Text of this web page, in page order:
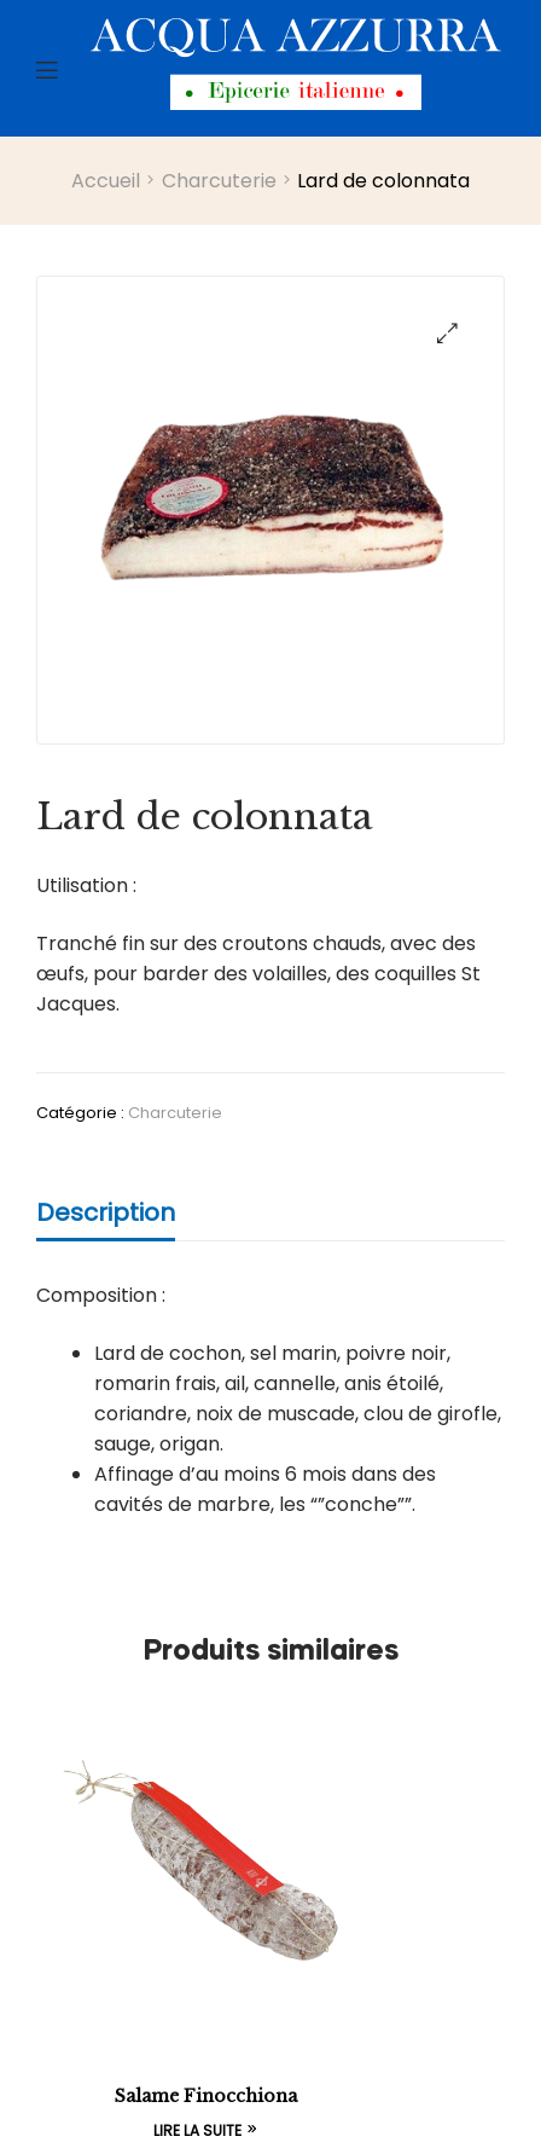
Menu
Accueil Charcuterie Lard de colonnata
Lard de colonnata
Utilisation :
Tranché fin sur des croutons chauds, avec des
œufs, pour barder des volailles, des coquilles St
Jacques.
Catégorie : Charcuterie
Description
Composition :
Lard de cochon, sel marin, poivre noir,
romarin frais, ail, cannelle, anis étoilé,
coriandre, noix de muscade, clou de girofle,
sauge, origan.
Affinage d’au moins 6 mois dans des
cavités de marbre, les “”conche””.
Produits similaires
Salame Finocchiona
LIRE LA SUITE